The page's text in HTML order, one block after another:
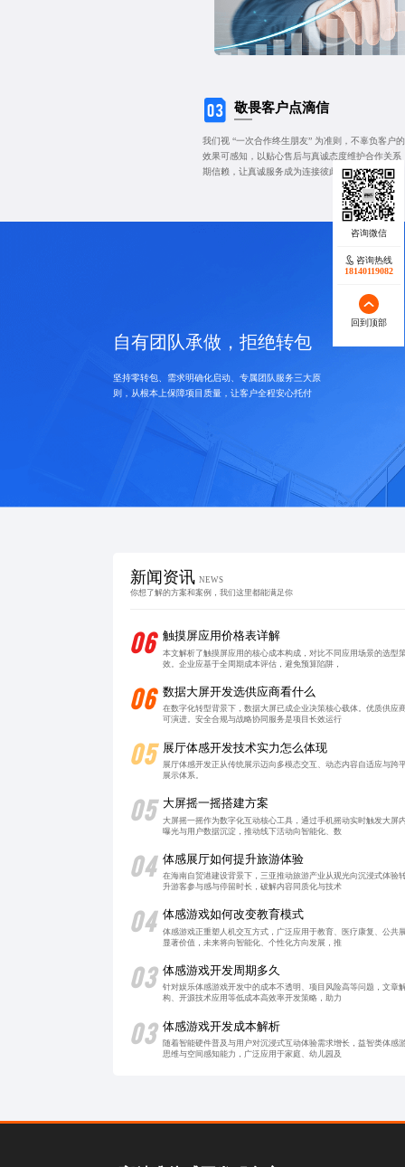
敬畏客户点滴信
我们视 “一次合作终生朋友” 为准则，不辜负客户
效果可感知，以贴心售后与真诚态度维护合作关
期信赖，让真诚服务成为连接彼此的长久纽带。
自有团队承做，拒绝转包
坚持零转包、需求明确化启动、专属团队服务三大原
则，从根本上保障项目质量，让客户全程安心托付
新闻资讯 NEWS
你想了解的方案和案例，我们这里都能满足你
06 触摸屏应用价格表详解
本文解析了触摸屏应用的核心成本构成，对比不同应用场景的选
效。企业应基于全周期成本评估，避免预算陷阱，
06 数据大屏开发选供应商看什么
在数字化转型背景下，数据大屏已成企业决策核心载体。优质供
可演进。安全合规与战略协同服务是项目长效运行
05 展厅体感开发技术实力怎么体现
展厅体感开发正从传统展示迈向多模态交互、动态内容自适应与
展示体系。
05 大屏摇一摇搭建方案
大屏摇一摇作为数字化互动核心工具，通过手机摇动实时触发大
曝光与用户数据沉淀，推动线下活动向智能化、数
04 体感展厅如何提升旅游体验
在海南自贸港建设背景下，三亚推动旅游产业从观光向沉浸式体
升游客参与感与停留时长，破解内容同质化与技术
04 体感游戏如何改变教育模式
体感游戏正重塑人机交互方式，广泛应用于教育、医疗康复、公
显著价值，未来将向智能化、个性化方向发展，推
03 体感游戏开发周期多久
针对娱乐体感游戏开发中的成本不透明、项目风险高等问题，文
构、开源技术应用等低成本高效率开发策略，助力
03 体感游戏开发成本解析
随着智能硬件普及与用户对沉浸式互动体验需求增长，益智类体
思维与空间感知能力，广泛应用于家庭、幼儿园及
咨询热线
18140119082
回到顶部